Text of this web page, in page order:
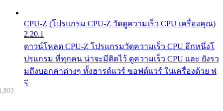
CPU-Z (โปรแกรม CPU-Z วัดดูความเร็ว CPU เครื่องคุณ)
2.20.1
ดาวน์โหลด CPU-Z โปรแกรมวัดความเร็ว CPU อีกหนึ่งโ
ปรแกรม ที่ทุกคน น่าจะมีติดไว้ ดูความเร็ว CPU และ ยังรว
มถึงบอกค่าต่างๆ ทั้งฮารด์แวร์ ซอฟต์แวร์ ในเครื่องด้วย ฟ
รี